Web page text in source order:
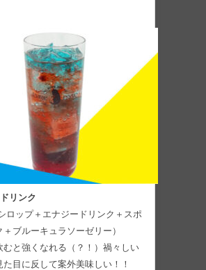
リンク
ロップ＋エナジードリンク＋スポ
ブルーキュラソーゼリー）
と強くなれる（？！）禍々しい
た目に反して案外美味しい！！